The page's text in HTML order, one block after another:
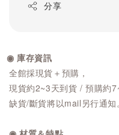
分享
庫存資訊
全館採現貨＋預購，
現貨約2~3天到貨 / 預購約
缺貨/斷貨將以mail另行通知。